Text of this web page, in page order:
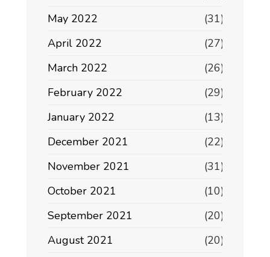
May 2022
(31)
April 2022
(27)
March 2022
(26)
February 2022
(29)
January 2022
(13)
December 2021
(22)
November 2021
(31)
October 2021
(10)
September 2021
(20)
August 2021
(20)